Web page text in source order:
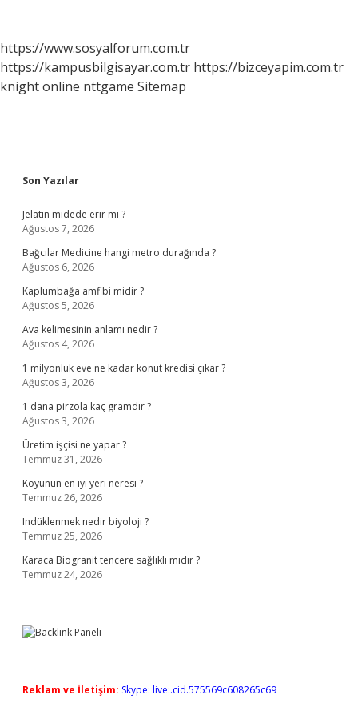
https://www.sosyalforum.com.tr
https://kampusbilgisayar.com.tr https://bizceyapim.com.tr
knight online nttgame Sitemap
Sidebar
Son Yazılar
Jelatin midede erir mi ?
Ağustos 7, 2026
Bağcılar Medicine hangi metro durağında ?
Ağustos 6, 2026
Kaplumbağa amfibi midir ?
Ağustos 5, 2026
Ava kelimesinin anlamı nedir ?
Ağustos 4, 2026
1 milyonluk eve ne kadar konut kredisi çıkar ?
Ağustos 3, 2026
1 dana pirzola kaç gramdır ?
Ağustos 3, 2026
Üretim işçisi ne yapar ?
Temmuz 31, 2026
Koyunun en iyi yeri neresi ?
Temmuz 26, 2026
Indüklenmek nedir biyoloji ?
Temmuz 25, 2026
Karaca Biogranit tencere sağlıklı mıdır ?
Temmuz 24, 2026
Reklam ve İletişim: Skype: live:.cid.575569c608265c69